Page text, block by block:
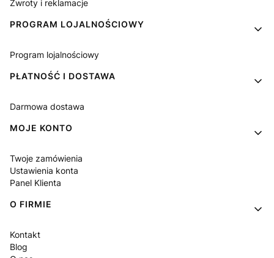
Zwroty i reklamacje
PROGRAM LOJALNOŚCIOWY
Program lojalnościowy
PŁATNOŚĆ I DOSTAWA
Darmowa dostawa
MOJE KONTO
Twoje zamówienia
Ustawienia konta
Panel Klienta
O FIRMIE
Kontakt
Blog